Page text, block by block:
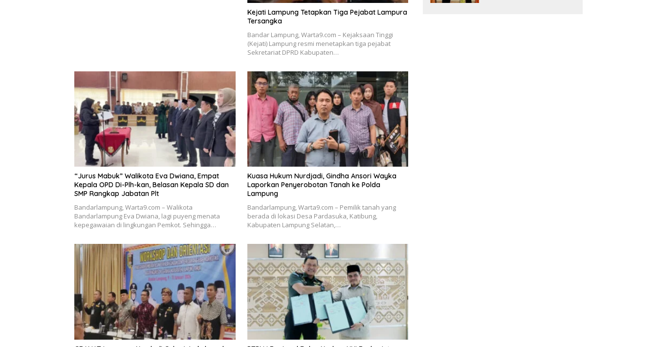
Kejati Lampung Tetapkan Tiga Pejabat Lampura
Tersangka
Bandar Lampung, Warta9.com – Kejaksaan Tinggi
(Kejati) Lampung resmi menetapkan tiga pejabat
Sekretariat DPRD Kabupaten…
“Jurus Mabuk” Walikota Eva Dwiana, Empat
Kepala OPD Di-Plh-kan, Belasan Kepala SD dan
SMP Rangkap Jabatan Plt
Bandarlampung, Warta9.com – Walikota
Bandarlampung Eva Dwiana, lagi puyeng menata
kepegawaian di lingkungan Pemkot. Sehingga…
Kuasa Hukum Nurdjadi, Gindha Ansori Wayka
Laporkan Penyerobotan Tanah ke Polda
Lampung
Bandarlampung, Warta9.com – Pemilik tanah yang
berada di lokasi Desa Pardasuka, Katibung,
Kabupaten Lampung Selatan,…